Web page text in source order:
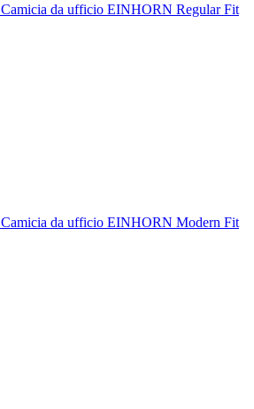
Camicia da ufficio EINHORN Regular Fit
Camicia da ufficio EINHORN Modern Fit